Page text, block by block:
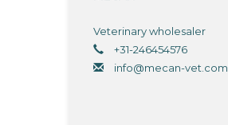
Veterinary wholesaler
+31-246454576
info@mecan-vet.com